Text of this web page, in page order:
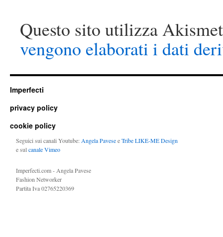
Questo sito utilizza
vengono elaborati i dati
Imperfecti
privacy policy
cookie policy
Seguici sui canali Youtube: Angela PaveseeTribe LIKE-ME Design
e sulcanale Vimeo
Imperfecti.com - Angela Pavese
Fashion Networker
Partita Iva 02765220369